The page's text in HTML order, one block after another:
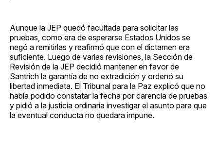
Aunque la JEP quedó facultada para solicitar las
pruebas, como era de esperarse Estados Unidos se
negó a remitirlas y reafirmó que con el dictamen era
suficiente. Luego de varias revisiones, la Sección de
Revisión de la JEP decidió mantener en favor de
Santrich la garantía de no extradición y ordenó su
libertad inmediata. El Tribunal para la Paz explicó que no
había podido constatar la fecha por carencia de pruebas
y pidió a la justicia ordinaria investigar el asunto para que
la eventual conducta no quedara impune.